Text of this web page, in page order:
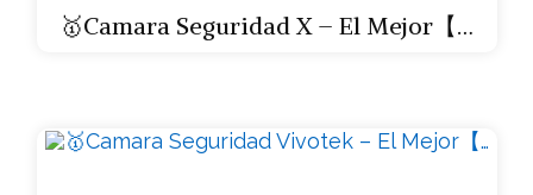
🥇Camara Seguridad X – El Mejor【…